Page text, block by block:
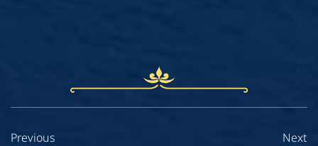
Previous Next